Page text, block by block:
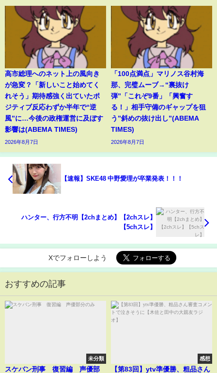
高市総理へのネット上の風向き
が急変？「新しいこと始めてく
れそう」期待感強く出ていたポ
ジティブ反応わずか半年で“逆
風”に…今後の政権運営に及ぼす
影響は(ABEMA TIMES)
2026年8月7日
「100点満点」マリノス谷村海
那、完璧ムーブ→“裏抜け
弾”「これぞ9番」「興奮す
る！」相手守備のギャップを狙
う”斜めの抜け出し”(ABEMA
TIMES)
2026年8月7日
【速報】SKE48 中野愛理が卒業発表！！！
ハンター、行方不明【2chまとめ】【2chスレ】
【5chスレ】
Xでフォローしよう
おすすめの記事
未分類
スケバン刑事 復習編 声優部
感想
【第83回】ytv準優勝、粗品さん